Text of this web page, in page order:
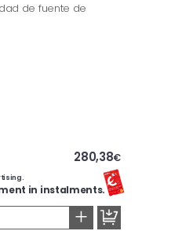
de fuente de
280,38€
in instalments.
+